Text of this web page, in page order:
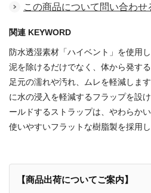
この商品について問い合わせ
関連 KEYWORD
防水透湿素材「ハイベント」を使用
泥を除けるだけでなく、体から発す
足元の濡れや汚れ、ムレを軽減しま
に水の浸入を軽減するフラップを設
ールドするストラップは、やわらか
使いやすいフラットな樹脂製を採用し
【商品出荷についてご案内】